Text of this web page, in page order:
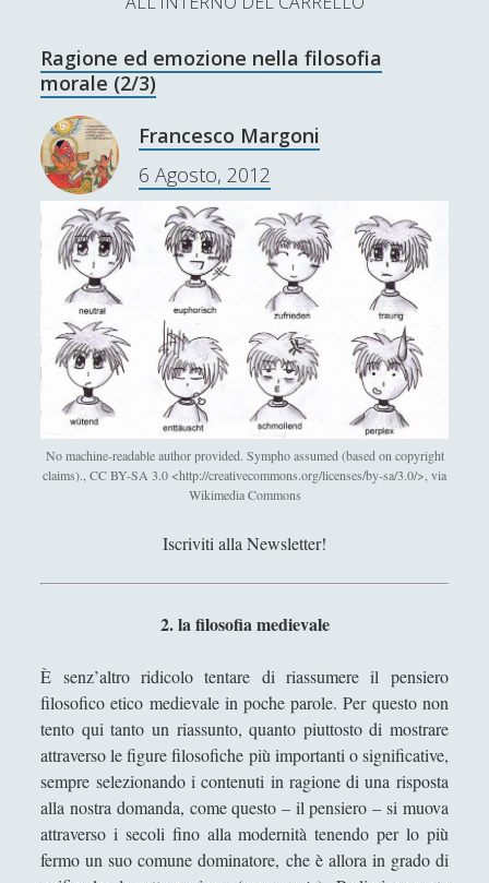
Contatti & Collabora!
La nostra storia
t
w
i
t
t
e
r
f
a
c
e
b
o
o
k
y
o
u
u
b
e
CERCA
e
a
r
c
h
SUPPORT US
Se apprezzi il nostro lavoro, puoi effettuare una
donazione tramite PayPal!
Contenuti
► Antologia(4)
► Scienza(84)
► Libri Recensiti(441)
► Random(28)
► Ironia(7)
► Un Po’ Di Narrativa(7)
► Attualità (12)
Azione Filosofica
Ragione ed emozione nella filosofia
morale (2/3)
Francesco Margoni
6 Agosto, 2012
No machine-readable author provided. Sympho assumed (based on copyright
claims)., CC BY-SA 3.0 <http://creativecommons.org/licenses/by-sa/3.0/>, via
Wikimedia Commons
Iscriviti alla Newsletter!
2. la filosofia medievale
È senz’altro ridicolo tentare di riassumere il pensiero
filosofico etico medievale in poche parole. Per questo non
tento qui tanto un riassunto, quanto piuttosto di mostrare
attraverso le figure filosofiche più importanti o significative,
sempre selezionando i contenuti in ragione di una risposta
alla nostra domanda, come questo – il pensiero – si muova
attraverso i secoli fino alla modernità tenendo per lo più
fermo un suo comune dominatore, che è allora in grado di